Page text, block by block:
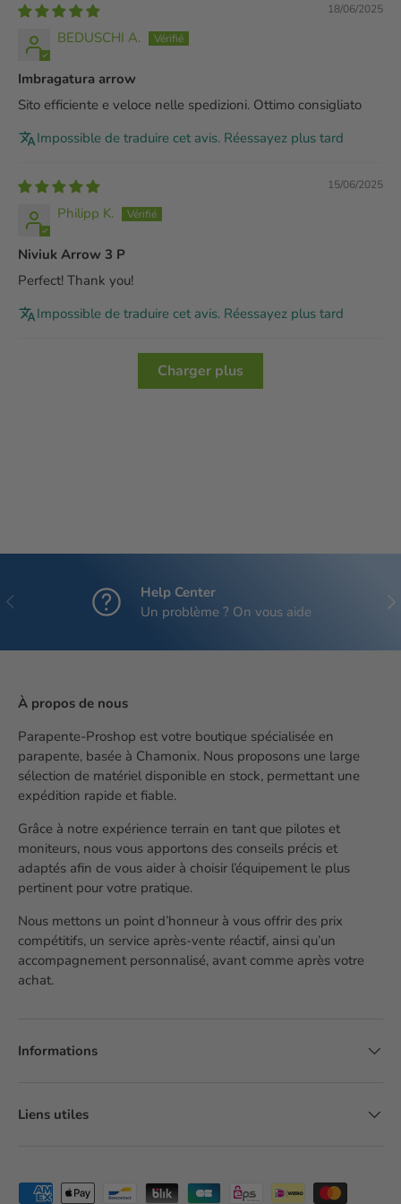
18/06/2025
BEDUSCHI A.
Imbragatura arrow
Sito efficiente e veloce nelle spedizioni. Ottimo consigliato
Impossible de traduire cet avis. Réessayez plus tard
15/06/2025
Philipp K.
Niviuk Arrow 3 P
Perfect! Thank you!
Impossible de traduire cet avis. Réessayez plus tard
Charger plus
Précédent
Help Center
Un problème ? On vous aide
À propos de nous
Parapente-Proshop est votre boutique spécialisée en
parapente, basée à Chamonix. Nous proposons une large
sélection de matériel disponible en stock, permettant une
expédition rapide et fiable.
Grâce à notre expérience terrain en tant que pilotes et
moniteurs, nous vous apportons des conseils précis et
adaptés afin de vous aider à choisir l’équipement le plus
pertinent pour votre pratique.
Nous mettons un point d’honneur à vous offrir des prix
compétitifs, un service après-vente réactif, ainsi qu’un
accompagnement personnalisé, avant comme après votre
achat.
Informations
Liens utiles
Moyens de paiement acceptés